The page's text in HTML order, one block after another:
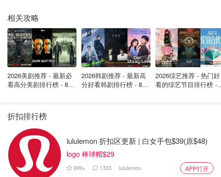
华侨生联考的优势？
题目很简单：考试试卷的难度远远低于国内普通高考试
卷，其中70%为初中水平试题，30%为高中水平试题；
录取分数低：考试录取线远低于国内普通高考的录取分
数线（平均低至少150分以上），
学， 400分即可入读211大学；
相关攻略
2026美剧推荐 - 最新必
看高分美剧排行榜 - 8月
2026韩剧推荐 - 最新高
分好看韩剧排行榜 - 8月
2026综艺推荐 - 热门好
看的综艺节目排行榜 -
折扣排行榜
lululemon 折扣区更新 | 白女手包$39(原$48)
logo 棒球帽$29
999+ 1333 lululemon APP打开